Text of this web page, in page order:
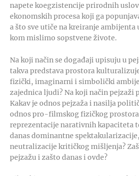
napete koegzistencije prirodnih
ekonomskih procesa koji ga
a što sve utiče na kreiranje ambijenta
kom mislimo sopstvene živote.
Na koji način se događaji upisuju u
takva predstava prostora
fizički, imaginarni i simbolički
zajednica ljudi? Na koji način pejzaži
Kakav je odnos pejzaža i nasilja
odnos pro-filmskog fizičkog
reprezentacije narativnih kapaciteta
danas dominantne
neutralizacije kritičkog mišljenja?
pejzažu i zašto danas i ovde?